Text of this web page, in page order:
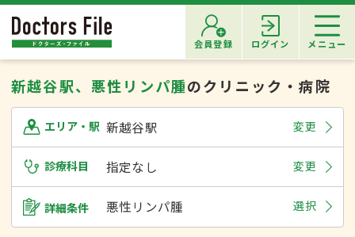
会員登録 ログイン メニュー
新越谷駅、悪性リンパ腫のクリニック・病院
エリア・駅 新越谷駅 変更
診療科目 指定なし 変更
詳細条件 悪性リンパ腫 選択